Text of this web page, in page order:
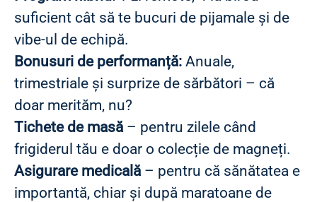
suficient cât să te bucuri de pijamale și de
vibe-ul de echipă.
Bonusuri de performanță: Anuale,
trimestriale și surprize de sărbători – că
doar merităm, nu?
Tichete de masă – pentru zilele când
frigiderul tău e doar o colecție de magneți.
Asigurare medicală – pentru că sănătatea e
importantă, chiar și după maratoane de